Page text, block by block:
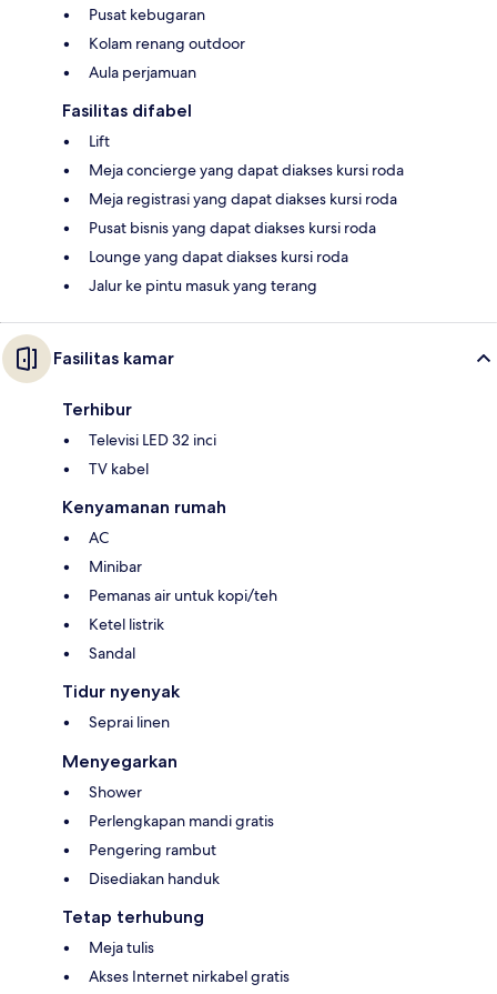
Pusat kebugaran
Kolam renang outdoor
Aula perjamuan
Fasilitas difabel
Lift
Meja concierge yang dapat diakses kursi roda
Meja registrasi yang dapat diakses kursi roda
Pusat bisnis yang dapat diakses kursi roda
Lounge yang dapat diakses kursi roda
Jalur ke pintu masuk yang terang
Fasilitas kamar
Terhibur
Televisi LED 32 inci
TV kabel
Kenyamanan rumah
AC
Minibar
Pemanas air untuk kopi/teh
Ketel listrik
Sandal
Tidur nyenyak
Seprai linen
Menyegarkan
Shower
Perlengkapan mandi gratis
Pengering rambut
Disediakan handuk
Tetap terhubung
Meja tulis
Akses Internet nirkabel gratis